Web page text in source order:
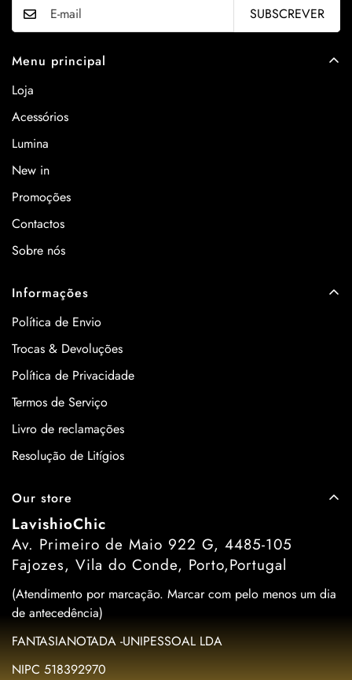
SUBSCREVER
Menu principal
Loja
Acessórios
Lumina
New in
Promoções
Contactos
Sobre nós
Informações
Política de Envio
Trocas & Devoluções
Política de Privacidade
Termos de Serviço
Livro de reclamações
Resolução de Litígios
Our store
LavishioChic
Av. Primeiro de Maio 922 G, 4485-105
Fajozes, Vila do Conde, Porto,Portugal
(Atendimento por marcação. Marcar com pelo menos um dia
de antecedência)
FANTASIANOTADA -UNIPESSOAL LDA
NIPC 518392970